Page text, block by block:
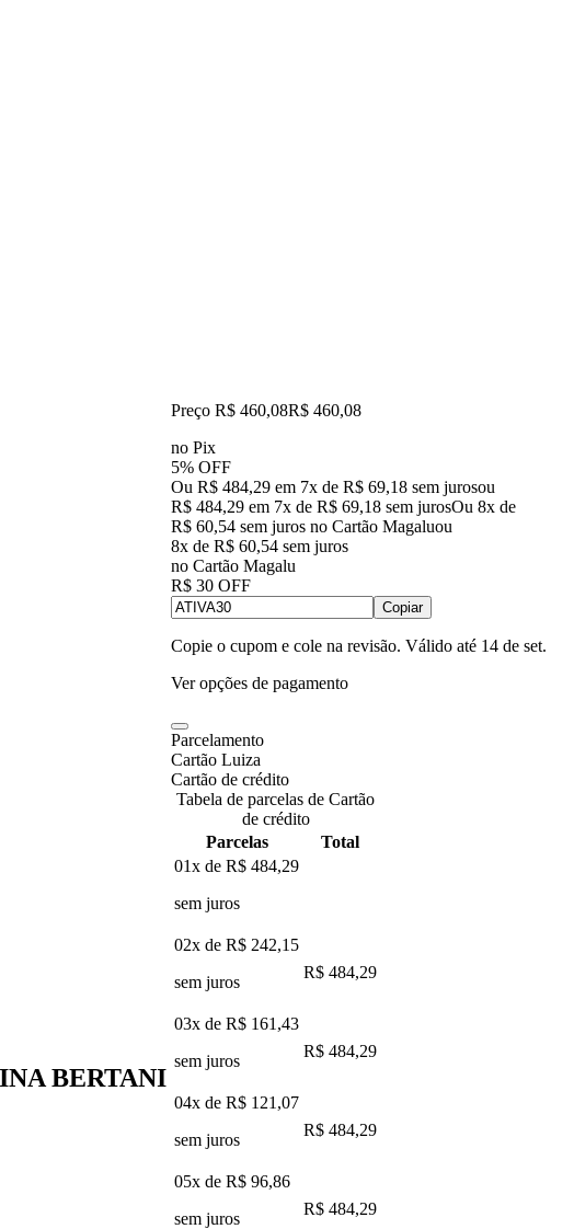
BERTANI
Preço R$ 460,08R$ 460,08
no Pix
5% OFF
Ou R$ 484,29 em 7x de R$ 69,18 sem jurosou
R$ 484,29 em 7x de R$ 69,18 sem jurosOu 8x de
R$ 60,54 sem juros no Cartão Magaluou
8x de R$ 60,54 sem juros
no Cartão Magalu
R$ 30 OFF
Copiar
Copie o cupom e cole na revisão. Válido até 14 de set.
Ver opções de pagamento
Parcelamento
Cartão Luiza
Cartão de crédito
Tabela de parcelas de Cartão
de crédito
Parcelas
Total
01x de R$ 484,29
sem juros
02x de R$ 242,15
sem juros
R$ 484,29
03x de R$ 161,43
sem juros
R$ 484,29
04x de R$ 121,07
sem juros
R$ 484,29
05x de R$ 96,86
sem juros
R$ 484,29